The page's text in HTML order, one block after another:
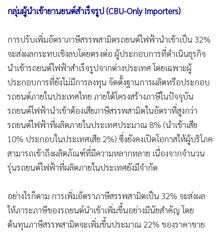
กลุ่มผู้นำเข้ายานยนต์สำเร็จรูป (CBU-Only Importers)
การปรับเพิ่มอัตราภาษีสรรพสามิตรถยนต์ไฟฟ้านำเข้าเป็น 32%
จะส่งผลกระทบเชิงลบโดยตรงต่อ ผู้ประกอบการที่ดำเนินธุรกิจ
นำเข้ารถยนต์ไฟฟ้าสำเร็จรูปจากต่างประเทศ โดยเฉพาะผู้
ประกอบการที่ยังไม่มีการลงทุน จัดตั้งฐานการผลิตหรือประกอบ
รถยนต์ภายในประเทศไทย ภายใต้โครงสร้างภาษีในปัจจุบัน
รถยนต์ไฟฟ้านำเข้าต้องเสียภาษีสรรพสามิตในอัตราที่สูงกว่า
รถยนต์ไฟฟ้าที่ผลิตภายในประเทศประมาณ 8% (นำเข้าเสีย
10% ประกอบในประเทศเสีย 2%) ซึ่งยังคงเปิดโอกาสให้ผู้บริโภค
สามารถเข้าถึงผลิตภัณฑ์ที่มีความหลากหลาย เนื่องจากจำนวน
รุ่นรถยนต์ไฟฟ้าที่ผลิตภายในประเทศยังมีจำกัด
อย่างไรก็ตาม การเพิ่มอัตราภาษีสรรพสามิตเป็น 32% จะส่งผล
ให้ภาระภาษีของรถยนต์นำเข้าเพิ่มขึ้นอย่างมีนัยสำคัญ โดย
ต้นทุนภาษีสรรพสามิตจะเพิ่มขึ้นประมาณ 22% ของราคาขาย